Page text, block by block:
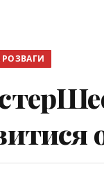
РОЗВАГИ